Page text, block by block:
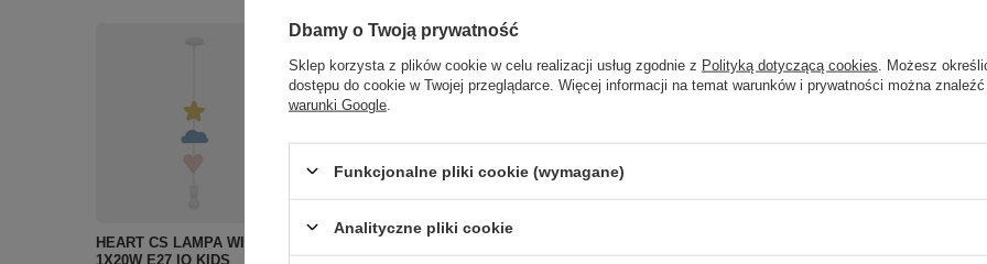
HEART CS LAMPA WISZĄCA
1X20W E27 IQ KIDS
SOC-04 CH GU10 50W 230V
Dbamy o Twoją prywatność
Sklep korzysta z plików cookie w celu realizacji usług zgodnie z Polityką dotyczącą cookies . Możesz
dostępu do cookie w Twojej przeglądarce. Więcej informacji na temat warunków i prywatności można
warunki Google
Funkcjonalne pliki cookie (wymagane)
Analityczne pliki cookie